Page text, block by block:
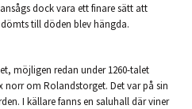
dock vara ett finare sätt att
till döden blev hängda.
möjligen redan under 1260-talet
norr om Rolandstorget. Det var på sin
I källare fanns en saluhall där viner